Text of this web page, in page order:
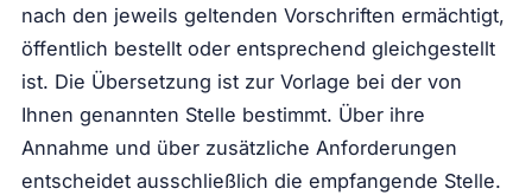
nach den jeweils geltenden Vorschriften ermächtigt,
öffentlich bestellt oder entsprechend gleichgestellt
ist. Die Übersetzung ist zur Vorlage bei der von
Ihnen genannten Stelle bestimmt. Über ihre
Annahme und über zusätzliche Anforderungen
entscheidet ausschließlich die empfangende Stelle.